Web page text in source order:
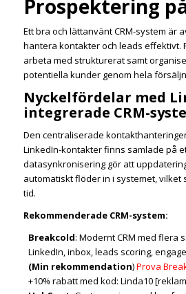
Prospektering
Ett bra och lättanvänt CRM-system är
hantera kontakter och leads effektivt.
arbeta med strukturerat samt
potentiella kunder genom hela
Nyckelfördelar med
integrerade CRM-
Den centraliserade
LinkedIn-kontakter finns samlade på
datasynkronisering gör att
automatiskt flöder in i systemet, vilket
tid.
Rekommenderade CRM-system:
Breakcold: Modernt CRM med flera
LinkedIn, inbox, leads scoring,
(Min rekommendation)Prova
+10% rabatt med kod: Linda10